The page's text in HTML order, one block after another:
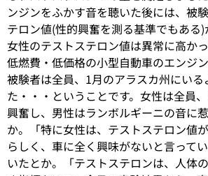
ンジンをふかす音を聴いた後には、被
テロン値(性的興奮を測る基準でもある)
女性のテストステロン値は異常に高か
低燃費・低価格の小型自動車のエンジ
被験者は全員、1月のアラスカ州にいる
た・・・ということです。女性は全員
興奮し、男性はランボルギーニの音に
か。「特に女性は、テストステロン値
らしく、車に全く興味がないと言って
いたとか。「テストステロンは、人体